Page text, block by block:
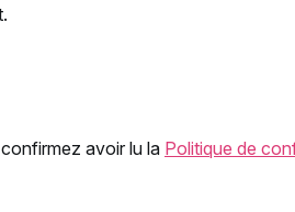
avoir lu la Politique de